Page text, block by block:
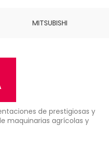
MITSUBISHI
de prestigiosas y
maquinarias agrícolas y